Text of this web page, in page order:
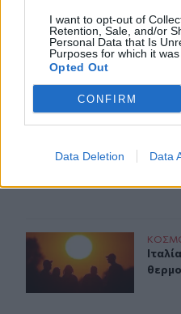
I want to opt-out of
Retention, Sale, and/or
Personal Data that Is
Purposes for which it was
Opted Out
CONFIRM
Data Deletion Data
Οι «μαύρες χήρες» της
Οι
Οι
να
Ιταλία: Στη Νάπολη